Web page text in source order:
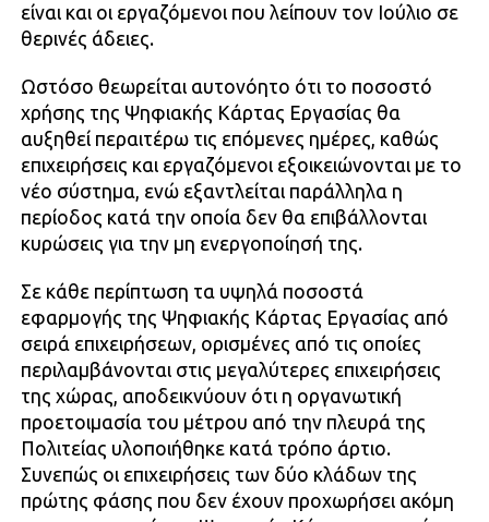
είναι και οι εργαζόμενοι που λείπουν τον Ιούλιο σε
θερινές άδειες.
Ωστόσο θεωρείται αυτονόητο ότι το ποσοστό
χρήσης της Ψηφιακής Κάρτας Εργασίας θα
αυξηθεί περαιτέρω τις επόμενες ημέρες, καθώς
επιχειρήσεις και εργαζόμενοι εξοικειώνονται με το
νέο σύστημα, ενώ εξαντλείται παράλληλα η
περίοδος κατά την οποία δεν θα επιβάλλονται
κυρώσεις για την μη ενεργοποίησή της.
Σε κάθε περίπτωση τα υψηλά ποσοστά
εφαρμογής της Ψηφιακής Κάρτας Εργασίας από
σειρά επιχειρήσεων, ορισμένες από τις οποίες
περιλαμβάνονται στις μεγαλύτερες επιχειρήσεις
της χώρας, αποδεικνύουν ότι η οργανωτική
προετοιμασία του μέτρου από την πλευρά της
Πολιτείας υλοποιήθηκε κατά τρόπο άρτιο.
Συνεπώς οι επιχειρήσεις των δύο κλάδων της
πρώτης φάσης που δεν έχουν προχωρήσει ακόμη